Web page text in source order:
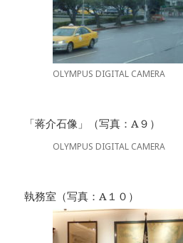
OLYMPUS DIGITAL CAMERA
「蒋介石像」（写真：A９）
OLYMPUS DIGITAL CAMERA
執務室（写真：A１０）